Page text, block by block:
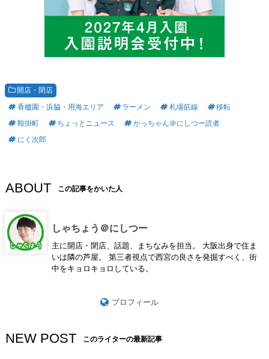
開店・閉店
香櫨園・浜脇・用海エリア
ラーメン 札場筋線
移転
鞍掛町
ちょっとニュース
かっちゃん＠にしつー読者
にく次郎
ABOUT この記事をかいた人
しゃちょう＠にしつー
主に開店・閉店、話題、まちなみを担当。 大阪出身で住ま
いは隣の芦屋。 第三者視点で西宮の良さを発掘すべく、街
中をキョロキョロしている。
プロフィール
NEW POST このライターの最新記事